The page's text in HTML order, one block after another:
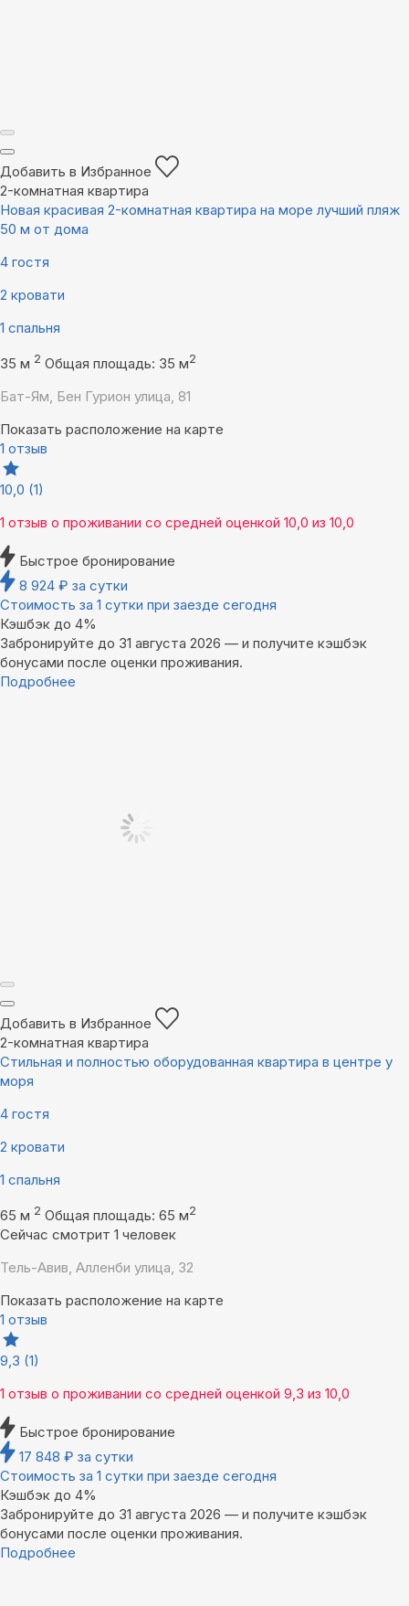
Добавить в Избранное
2-комнатная квартира
Новая красивая 2-комнатная квартира на море лучший пляж
50 м от дома
4 гостя
2 кровати
1 спальня
35 м 2 Общая площадь: 35 м2
Бат-Ям, Бен Гурион улица, 81
Показать расположение на карте
1 отзыв
10,0 (1)
1 отзыв о проживании со средней оценкой 10,0 из 10,0
Быстрое бронирование
8 924 ₽ за сутки
Стоимость за 1 сутки при заезде сегодня
Кэшбэк до 4%
Забронируйте до 31 августа 2026 — и получите кэшбэк
бонусами после оценки проживания.
Подробнее
Добавить в Избранное
2-комнатная квартира
Стильная и полностью оборудованная квартира в центре у
моря
4 гостя
2 кровати
1 спальня
65 м 2 Общая площадь: 65 м2
Сейчас смотрит 1 человек
Тель-Авив, Алленби улица, 32
Показать расположение на карте
1 отзыв
9,3 (1)
1 отзыв о проживании со средней оценкой 9,3 из 10,0
Быстрое бронирование
17 848 ₽ за сутки
Стоимость за 1 сутки при заезде сегодня
Кэшбэк до 4%
Забронируйте до 31 августа 2026 — и получите кэшбэк
бонусами после оценки проживания.
Подробнее